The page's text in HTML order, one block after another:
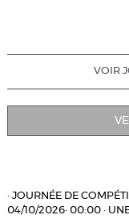
VOIR
· JOURNÉE DE
04/10/2026· 00:00 ·